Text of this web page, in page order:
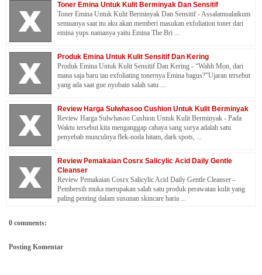
Toner Emina Untuk Kulit Berminyak Dan Sensitif
Toner Emina Untuk Kulit Berminyak Dan Sensitif - Assalamualaikum
semuanya saat itu aku akan memberi masukan exfoliation toner dari
emina yups namanya yaitu Emina The Bri ...
Produk Emina Untuk Kulit Sensitif Dan Kering
Produk Emina Untuk Kulit Sensitif Dan Kering - “Wahh Mon, dari
mana saja baru tau exfoliating tonernya Emina bagus?”Ujaran tersebut
yang ada saat gue nyobain salah satu ...
Review Harga Sulwhasoo Cushion Untuk Kulit Berminyak
Review Harga Sulwhasoo Cushion Untuk Kulit Berminyak - Pada
Waktu tersebut kita menganggap cahaya sang surya adalah satu
penyebab munculnya flek-noda hitam, dark spots, ...
Review Pemakaian Cosrx Salicylic Acid Daily Gentle
Cleanser
Review Pemakaian Cosrx Salicylic Acid Daily Gentle Cleanser -
Pembersih muka merupakan salah satu produk perawatan kulit yang
paling penting dalam susunan skincare haria ...
0 comments:
Posting Komentar